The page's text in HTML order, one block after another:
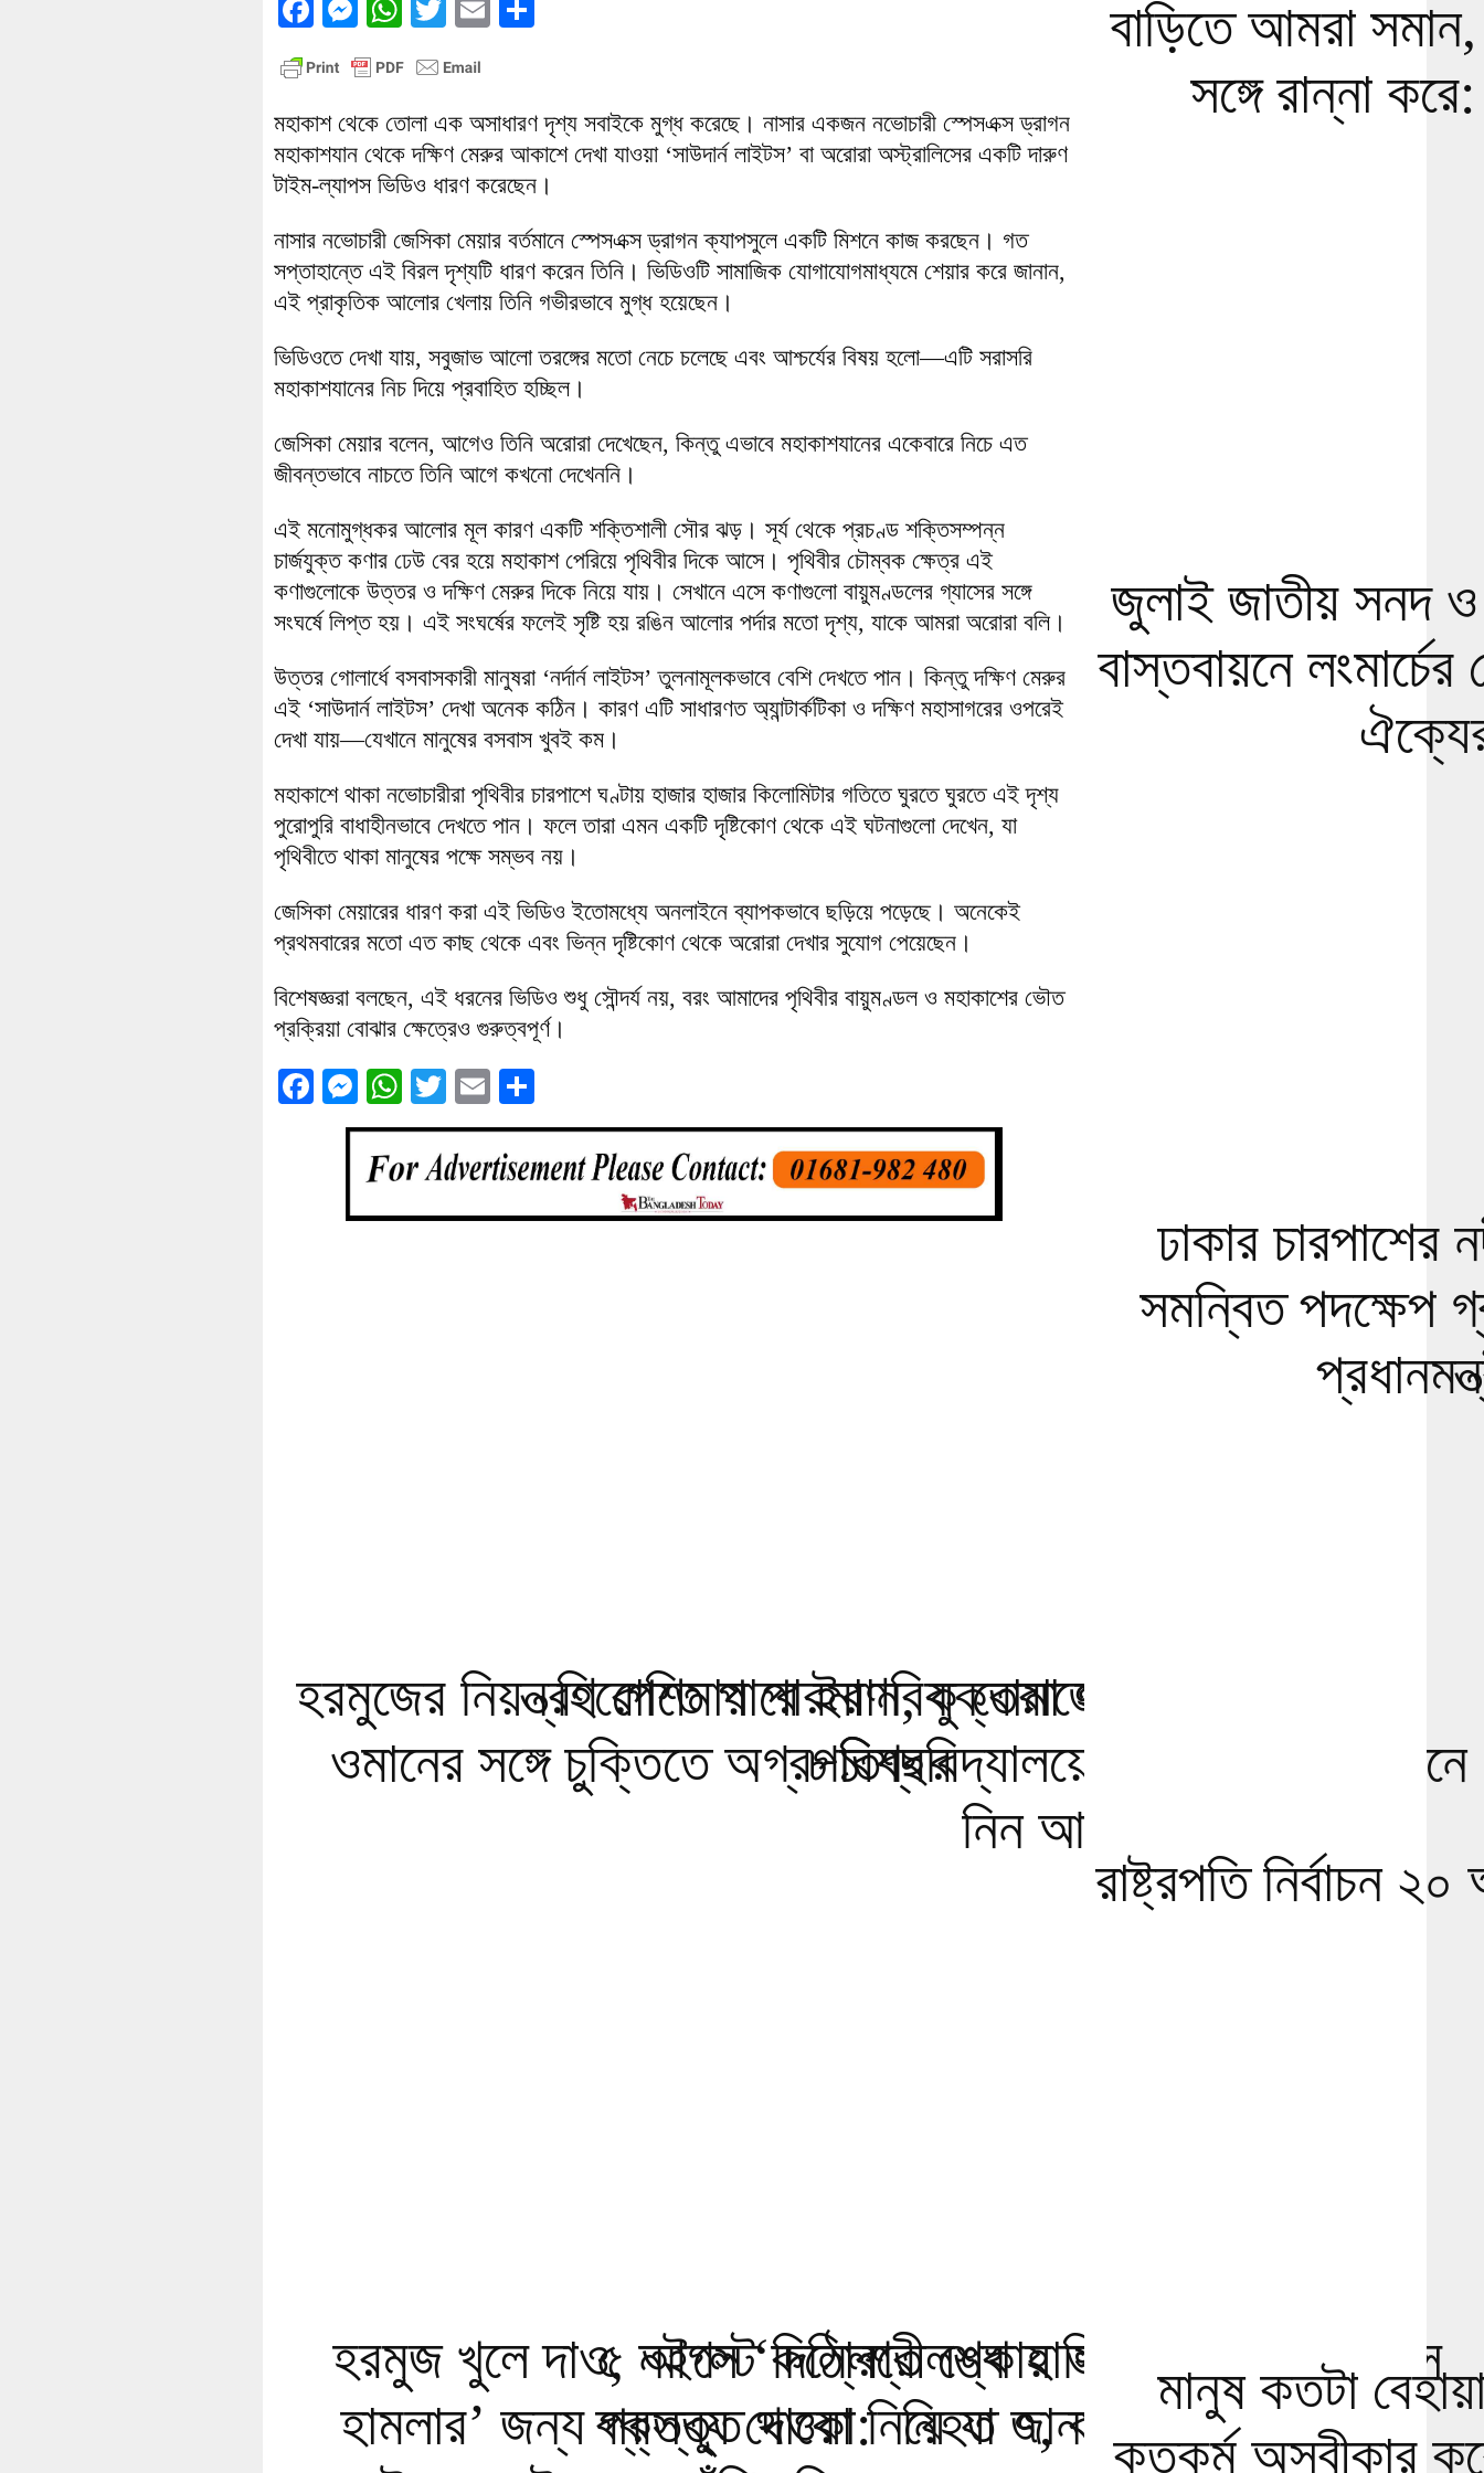
Facebook
Messenger
WhatsApp
TwitterEmail
মহাকাশ থেকে তোলা এক অসাধারণ দৃশ্য সবাইকে মুগ্ধ করেছে। নাসার একজন নভোচারী স্পেসএক্স ড্রাগন
মহাকাশযান থেকে দক্ষিণ মেরুর আকাশে দেখা যাওয়া ‘সাউদার্ন লাইটস’ বা অরোরা অস্ট্রালিসের একটি দারুণ
টাইম-ল্যাপস ভিডিও ধারণ করেছেন।
নাসার নভোচারী জেসিকা মেয়ার বর্তমানে স্পেসএক্স ড্রাগন ক্যাপসুলে একটি মিশনে কাজ করছেন। গত
সপ্তাহান্তে এই বিরল দৃশ্যটি ধারণ করেন তিনি। ভিডিওটি সামাজিক যোগাযোগমাধ্যমে শেয়ার করে জানান,
এই প্রাকৃতিক আলোর খেলায় তিনি গভীরভাবে মুগ্ধ হয়েছেন।
ভিডিওতে দেখা যায়, সবুজাভ আলো তরঙ্গের মতো নেচে চলেছে এবং আশ্চর্যের বিষয় হলো—এটি সরাসরি
মহাকাশযানের নিচ দিয়ে প্রবাহিত হচ্ছিল।
জেসিকা মেয়ার বলেন, আগেও তিনি অরোরা দেখেছেন, কিন্তু এভাবে মহাকাশযানের একেবারে নিচে এত
জীবন্তভাবে নাচতে তিনি আগে কখনো দেখেননি।
এই মনোমুগ্ধকর আলোর মূল কারণ একটি শক্তিশালী সৌর ঝড়। সূর্য থেকে প্রচণ্ড শক্তিসম্পন্ন
চার্জযুক্ত কণার ঢেউ বের হয়ে মহাকাশ পেরিয়ে পৃথিবীর দিকে আসে। পৃথিবীর চৌম্বক ক্ষেত্র এই
কণাগুলোকে উত্তর ও দক্ষিণ মেরুর দিকে নিয়ে যায়। সেখানে এসে কণাগুলো বায়ুমণ্ডলের গ্যাসের সঙ্গে
সংঘর্ষে লিপ্ত হয়। এই সংঘর্ষের ফলেই সৃষ্টি হয় রঙিন আলোর পর্দার মতো দৃশ্য, যাকে আমরা অরোরা বলি।
উত্তর গোলার্ধে বসবাসকারী মানুষরা ‘নর্দার্ন লাইটস’ তুলনামূলকভাবে বেশি দেখতে পান। কিন্তু দক্ষিণ মেরুর
এই ‘সাউদার্ন লাইটস’ দেখা অনেক কঠিন। কারণ এটি সাধারণত অ্যান্টার্কটিকা ও দক্ষিণ মহাসাগরের ওপরেই
দেখা যায়—যেখানে মানুষের বসবাস খুবই কম।
মহাকাশে থাকা নভোচারীরা পৃথিবীর চারপাশে ঘণ্টায় হাজার হাজার কিলোমিটার গতিতে ঘুরতে ঘুরতে এই দৃশ্য
পুরোপুরি বাধাহীনভাবে দেখতে পান। ফলে তারা এমন একটি দৃষ্টিকোণ থেকে এই ঘটনাগুলো দেখেন, যা
পৃথিবীতে থাকা মানুষের পক্ষে সম্ভব নয়।
জেসিকা মেয়ারের ধারণ করা এই ভিডিও ইতোমধ্যে অনলাইনে ব্যাপকভাবে ছড়িয়ে পড়েছে। অনেকেই
প্রথমবারের মতো এত কাছ থেকে এবং ভিন্ন দৃষ্টিকোণ থেকে অরোরা দেখার সুযোগ পেয়েছেন।
বিশেষজ্ঞরা বলছেন, এই ধরনের ভিডিও শুধু সৌন্দর্য নয়, বরং আমাদের পৃথিবীর বায়ুমণ্ডল ও মহাকাশের ভৌত
প্রক্রিয়া বোঝার ক্ষেত্রেও গুরুত্বপূর্ণ।
Facebook
Messenger
WhatsApp
TwitterEmail
হরমুজের নিয়ন্ত্রণ পেতে পারে ইরান,
ওমানের সঙ্গে চুক্তিতে অগ্রগতি
হিরোশিমায় পারমাণবিক বোমা হামলার
৮১ বছর
যুক্তরাজ্যে ১৫০টির বেশি
বিশ্ববিদ্যালয়ের পড়ার সুযোগ, জেনে
নিন আবেদন প্রক্রিয়া
হরমুজ খুলে দাও, নইলে ‘কঠোর
হামলার’ জন্য প্রস্তুত থাকো:
৫ আগস্ট দিল্লিতে শেখ হাসিনার
বক্তব্য দেওয়া নিয়ে যা জানালেন
শ্রীলঙ্কায় ভয়াবহ বন্যা-ভূমিধসে
নিহত ৭, বন্ধ শিক্ষাপ্রতিষ্ঠান
বাড়িতে আমরা
সঙ্গে রান্না
জুলাই জাতীয় সনদ
বাস্তবায়নে
ঢাকার চারপাশের
সমন্বিত পদক্ষেপ
রাষ্ট্রপতি নির্বাচন
মানুষ কতটা
কৃতকর্ম অস্বীকার